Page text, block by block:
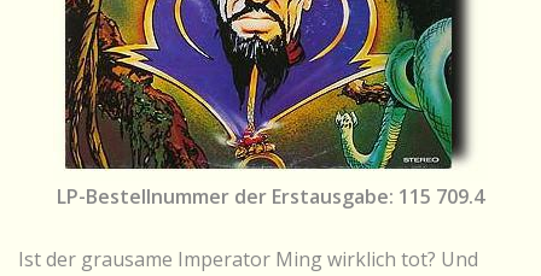
LP-Bestellnummer der Erstausgabe: 115 709.4
Ist der grausame Imperator Ming wirklich tot? Und